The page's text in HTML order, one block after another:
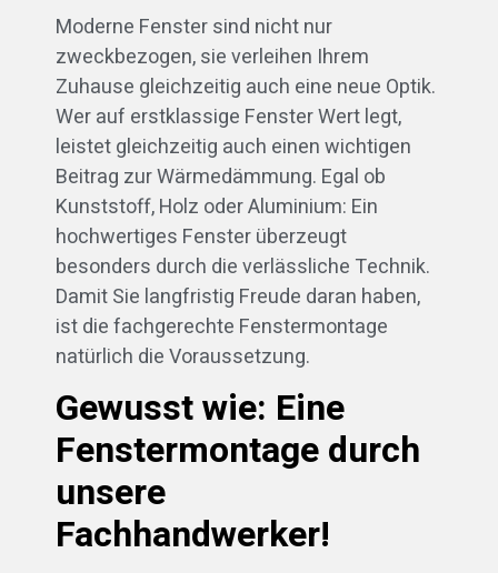
Moderne Fenster sind nicht nur
zweckbezogen, sie verleihen Ihrem
Zuhause gleichzeitig auch eine neue Optik.
Wer auf erstklassige Fenster Wert legt,
leistet gleichzeitig auch einen wichtigen
Beitrag zur Wärmedämmung. Egal ob
Kunststoff, Holz oder Aluminium: Ein
hochwertiges Fenster überzeugt
besonders durch die verlässliche Technik.
Damit Sie langfristig Freude daran haben,
ist die fachgerechte Fenstermontage
natürlich die Voraussetzung.
Gewusst wie: Eine
Fenstermontage durch
unsere
Fachhandwerker!